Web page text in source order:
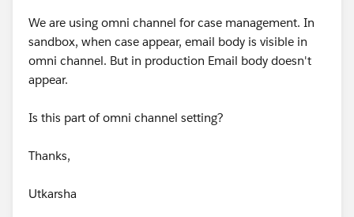
We are using omni channel for case management. In
sandbox, when case appear, email body is visible in
omni channel. But in production Email body doesn't
appear.
Is this part of omni channel setting?
Thanks,
Utkarsha